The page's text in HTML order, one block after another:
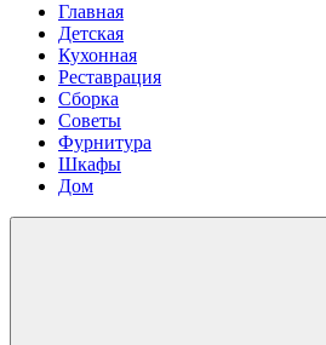
Главная
Детская
Кухонная
Реставрация
Сборка
Советы
Фурнитура
Шкафы
Дом